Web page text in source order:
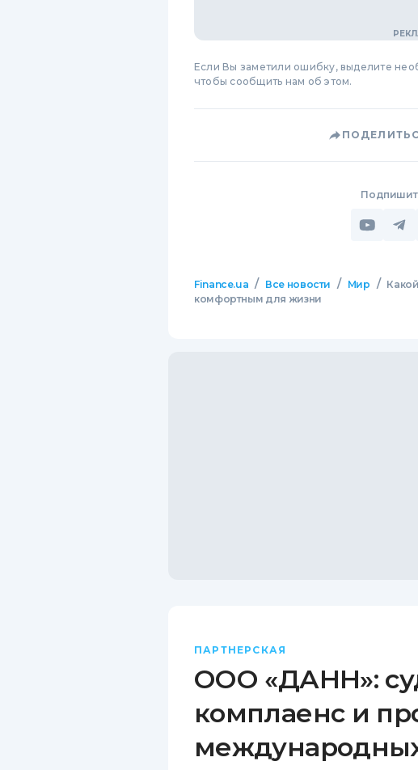
Если Вы заметили ошибку, выделите
чтобы сообщить нам об этом.
Finance.ua / Все новости / Мир /
комфортным для жизни
ПАРТНЕРСКАЯ
ООО «ДАНН»:
комплаенс и